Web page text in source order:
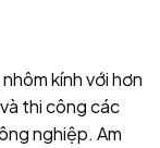
kính với hơn
thi công các
nghiệp. Am